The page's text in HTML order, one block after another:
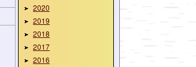
2020
2019
2018
2017
2016